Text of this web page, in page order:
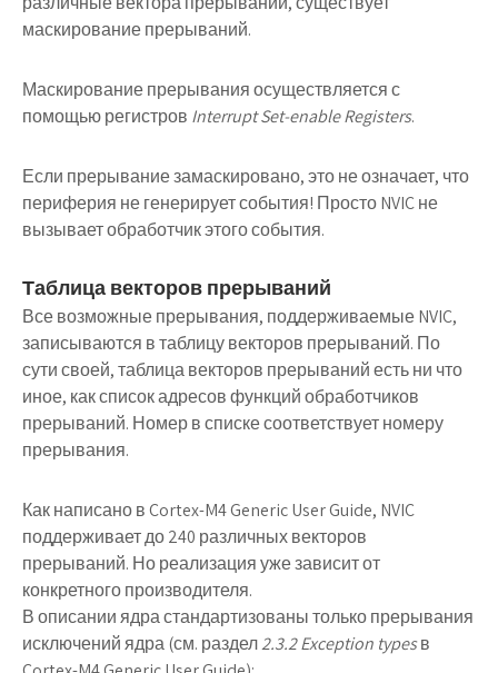
маскирование прерываний.
Маскирование прерывания осуществляется с
помощью регистров Interrupt Set-enable Registers.
Если прерывание замаскировано, это не означает, что
периферия не генерирует события! Просто NVIC не
вызывает обработчик этого события.
Таблица векторов прерываний
Все возможные прерывания, поддерживаемые NVIC,
записываются в таблицу векторов прерываний. По
сути своей, таблица векторов прерываний есть ни что
иное, как список адресов функций обработчиков
прерываний. Номер в списке соответствует номеру
прерывания.
Как написано в Cortex-M4 Generic User Guide, NVIC
поддерживает до 240 различных векторов
прерываний. Но реализация уже зависит от
конкретного производителя.
В описании ядра стандартизованы только прерывания
исключений ядра (см. раздел2.3.2 Exception typesв